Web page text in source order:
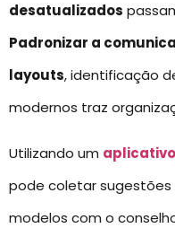
desatualizados
Padronizar a
layouts, identificação
modernos traz
Utilizando um
pode coletar sugestões
modelos com o